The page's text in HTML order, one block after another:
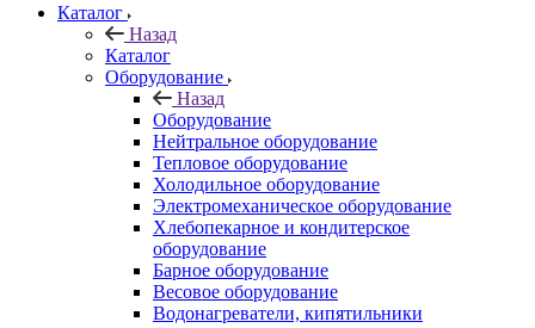
Каталог
Назад
Каталог
Оборудование
Назад
Оборудование
Нейтральное оборудование
Тепловое оборудование
Холодильное оборудование
Электромеханическое оборудование
Хлебопекарное и кондитерское
оборудование
Барное оборудование
Весовое оборудование
Водонагреватели, кипятильники